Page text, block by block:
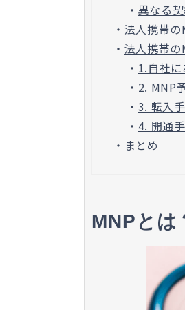
・ 異なる
・ 法人携帯
・ 法人携帯
・ 1.自社
・ 2. MNP
・ 3. 転入
・ 4. 開通
・ まとめ
MNPとは